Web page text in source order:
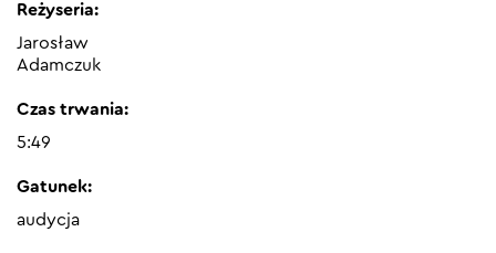
Reżyseria:
Jarosław
Adamczuk
Czas trwania:
5:49
Gatunek:
audycja